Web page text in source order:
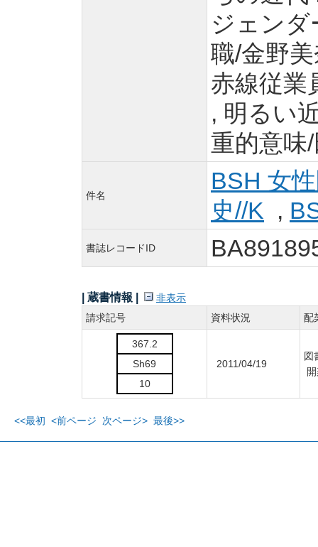
ジェンダ
職/金野
赤線従業
, 明るい
重的意味
件名
BSH 女
史//K ,
書誌レコードID
| 蔵書情報 |
非表示
請求記号
資料状況 配
367.2
Sh69
10
2011/04/19
図
<<最初 <前ページ 次ページ> 最後>>